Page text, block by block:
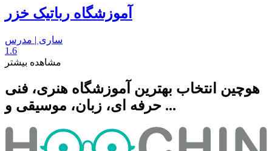
آموزشگاه رباتیک خزر
ساری | مدرس
1.6
مشاهده بیشتر
هوچین انتخاب بهترین آموزشگاه هنری، فنی
حرفه ای، زبان، موسیقی و ...